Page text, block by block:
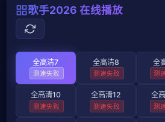
歌手2026 在线播放
全高清7
测速失败
全高清8
测速失败
全
测
全高清10
测速失败
全高清12
测速失败
全
测